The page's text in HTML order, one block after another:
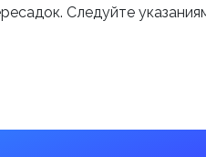
Следуйте